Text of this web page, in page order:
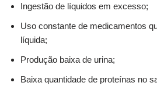
Ingestão de líquidos em excesso;
Uso constante de medicamentos
líquida;
Produção baixa de urina;
Baixa quantidade de proteínas no